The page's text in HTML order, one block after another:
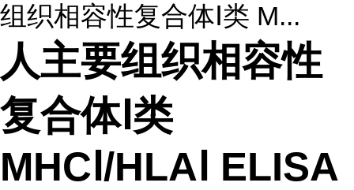
组织相容性复合体Ⅰ类 M...
人主要组织相容性
复合体Ⅰ类
MHCⅠ/HLAⅠ ELISA